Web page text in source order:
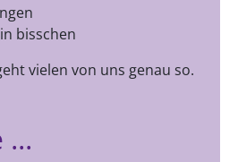
bisschen
vielen von uns genau so.
...